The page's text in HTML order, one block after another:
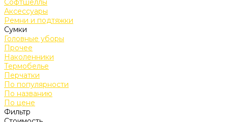
Софтшеллы
Аксессуары
Ремни и подтяжки
Сумки
Головные уборы
Прочее
Наколенники
Термобелье
Перчатки
По популярности
По названию
По цене
Фильтр